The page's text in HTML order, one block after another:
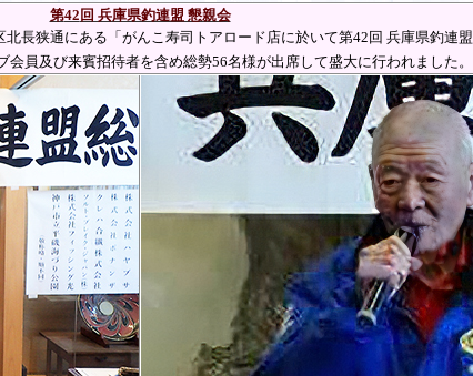
第42 回 兵庫県釣連盟 懇親会
北長狭通にある「がんこ寿司トアロード店に於いて第42 回 兵庫県釣連盟
会員及び来賓招待者を含め総勢56名様が出席して盛大に行われました。